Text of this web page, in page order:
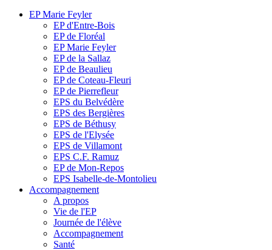
EP Marie Feyler
EP d'Entre-Bois
EP de Floréal
EP Marie Feyler
EP de la Sallaz
EP de Beaulieu
EP de Coteau-Fleuri
EP de Pierrefleur
EPS du Belvédère
EPS des Bergières
EPS de Béthusy
EPS de l'Elysée
EPS de Villamont
EPS C.F. Ramuz
EP de Mon-Repos
EPS Isabelle-de-Montolieu
Accompagnement
A propos
Vie de l'EP
Journée de l'élève
Accompagnement
Santé